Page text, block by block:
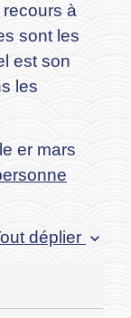
à
sont les
est son
les
er mars
déplier keyboard_arrow_down